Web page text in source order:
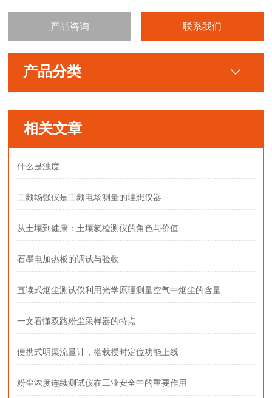
产品咨询 联系我们
产品分类
相关文章
什么是浊度
工频场强仪是工频电场测量的理想仪器
从土壤到健康：土壤氡检测仪的角色与价值
石墨电加热板的调试与验收
直读式烟尘测试仪利用光学原理测量空气中烟尘的含量
一文看懂双路粉尘采样器的特点
便携式明渠流量计，搭载授时定位功能上线
粉尘浓度连续测试仪在工业安全中的重要作用